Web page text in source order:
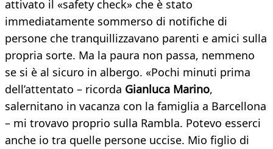
attivato il «safety check» che è stato
immediatamente sommerso di notifiche di
persone che tranquillizzavano parenti e amici sulla
propria sorte. Ma la paura non passa, nemmeno
se si è al sicuro in albergo. «Pochi minuti prima
dell’attentato – ricorda Gianluca Marino,
salernitano in vacanza con la famiglia a Barcellona
– mi trovavo proprio sulla Rambla. Potevo esserci
anche io tra quelle persone uccise. Mio figlio di